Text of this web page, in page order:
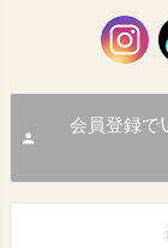
会員登録で